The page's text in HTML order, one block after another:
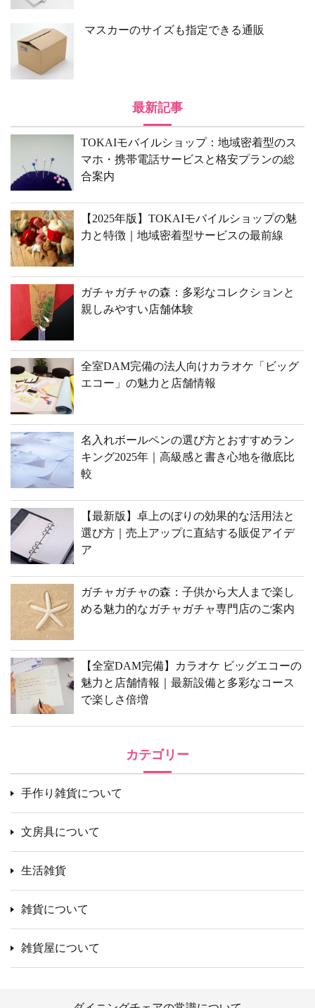
マスカーのサイズも指定できる通販
最新記事
TOKAIモバイルショップ：地域密着型のス
マホ・携帯電話サービスと格安プランの総
合案内
【2025年版】TOKAIモバイルショップの魅
力と特徴｜地域密着型サービスの最前線
ガチャガチャの森：多彩なコレクションと
親しみやすい店舗体験
全室DAM完備の法人向けカラオケ「ビッグ
エコー」の魅力と店舗情報
名入れボールペンの選び方とおすすめラン
キング2025年｜高級感と書き心地を徹底比
較
【最新版】卓上のぼりの効果的な活用法と
選び方｜売上アップに直結する販促アイデ
ア
ガチャガチャの森：子供から大人まで楽し
める魅力的なガチャガチャ専門店のご案内
【全室DAM完備】カラオケ ビッグエコーの
魅力と店舗情報｜最新設備と多彩なコース
で楽しさ倍増
カテゴリー
手作り雑貨について
文房具について
生活雑貨
雑貨について
雑貨屋について